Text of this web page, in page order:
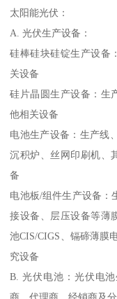
太阳能光伏：
A. 光伏生产设备：
硅棒硅块硅锭生产设备
关设备
硅片晶圆生产设备：生
他相关设备
电池生产设备：生产线
沉积炉、丝网印刷机、
备
电池板/组件生产设备：
接设备、层压设备等薄
池CIS/CIGS、镉碲薄膜
究设备
B. 光伏电池：光伏电